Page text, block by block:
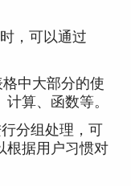
，可以通过
格中大部分的使
算、函数等。
分组处理，可
根据用户习惯对